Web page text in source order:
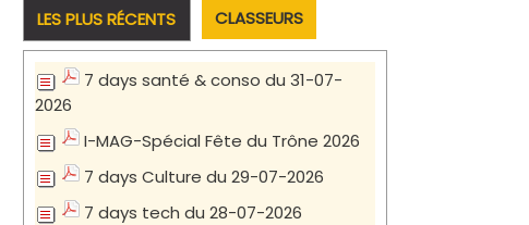
LES PLUS RÉCENTS CLASSEURS
7 days santé & conso du 31-07-
2026
I-MAG-Spécial Fête du Trône 2026
7 days Culture du 29-07-2026
7 days tech du 28-07-2026